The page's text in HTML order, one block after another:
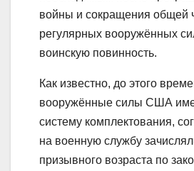
войны и сокращения общей
регулярных вооружённых
воинскую повинность.
Как известно, до этого
вооружённые силы США
систему комплектования,
на военную службу
призывного возраста по